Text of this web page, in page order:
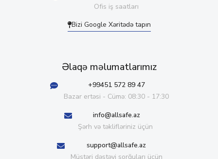
Ofis iş saatları
Bizi Google Xəritədə tapın
Əlaqə məlumatlarımız
+99451 572 89 47
Bazar ertəsi - Cümə: 08:30 - 17:30
info@allsafe.az
Şərh və təklifləriniz üçün
support@allsafe.az
Müştəri dəstəyi sorğuları üçün